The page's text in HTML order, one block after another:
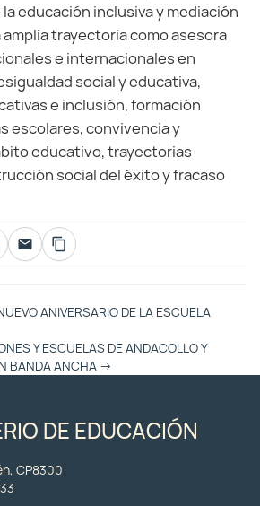
educación inclusiva y mediación
amplia trayectoria como asesora
e internacionales en
social y educativa,
e inclusión, formación
escolares, convivencia y
educativo, trayectorias
social del éxito y fracaso
ANIVERSARIO DE LA ESCUELA
Y ESCUELAS DE ANDACOLLO Y
BANDA ANCHA →
DE EDUCACIÓN
CP8300